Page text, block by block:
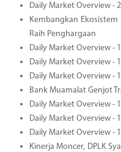
Daily Market Overview -
Kembangkan
Raih Penghargaan
Daily Market Overview -
Daily Market Overview -
Daily Market Overview -
Bank Muamalat Genjot
Daily Market Overview -
Daily Market Overview -
Daily Market Overview -
Kinerja Moncer, DPLK